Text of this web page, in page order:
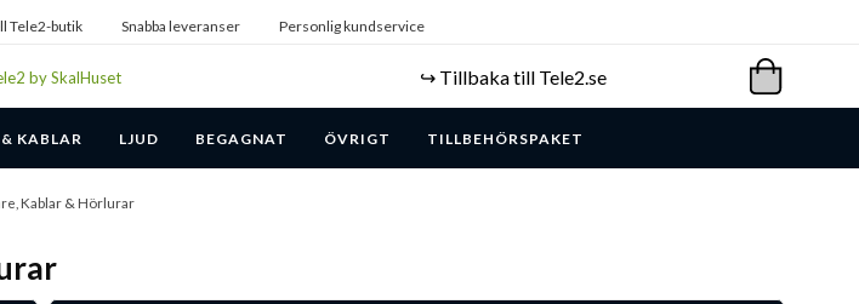
Tele2-butik Snabba leveranser Personlig kundservice
↪️ Tillbaka till Tele2.se
KABLAR LJUD BEGAGNAT ÖVRIGT TILLBEHÖRSPAKET
Kablar & Hörlurar